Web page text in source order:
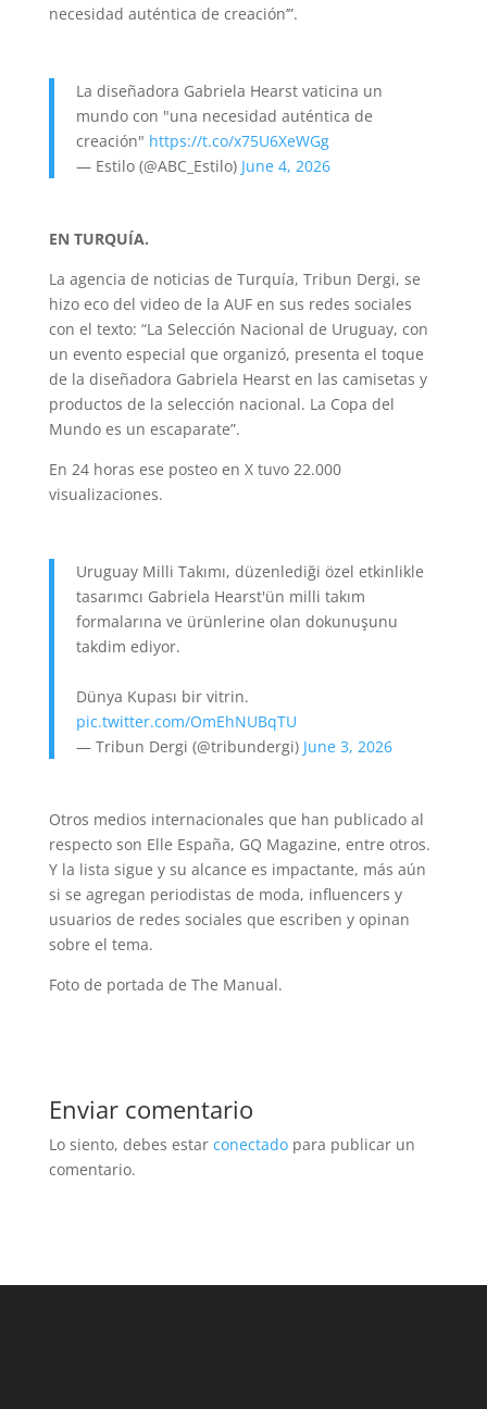
necesidad auténtica de creación’”.
La diseñadora Gabriela Hearst vaticina un
mundo con "una necesidad auténtica de
creación" https://t.co/x75U6XeWGg
— Estilo (@ABC_Estilo) June 4, 2026
EN TURQUÍA.
La agencia de noticias de Turquía, Tribun Dergi, se
hizo eco del video de la AUF en sus redes sociales
con el texto: “La Selección Nacional de Uruguay, con
un evento especial que organizó, presenta el toque
de la diseñadora Gabriela Hearst en las camisetas y
productos de la selección nacional. La Copa del
Mundo es un escaparate”.
En 24 horas ese posteo en X tuvo 22.000
visualizaciones.
Uruguay Milli Takımı, düzenlediği özel etkinlikle
tasarımcı Gabriela Hearst'ün milli takım
formalarına ve ürünlerine olan dokunuşunu
takdim ediyor.
Dünya Kupası bir vitrin.
pic.twitter.com/OmEhNUBqTU
— Tribun Dergi (@tribundergi) June 3, 2026
Otros medios internacionales que han publicado al
respecto son Elle España, GQ Magazine, entre otros.
Y la lista sigue y su alcance es impactante, más aún
si se agregan periodistas de moda, influencers y
usuarios de redes sociales que escriben y opinan
sobre el tema.
Foto de portada de The Manual.
Enviar comentario
Lo siento, debes estar conectadopara publicar un
comentario.